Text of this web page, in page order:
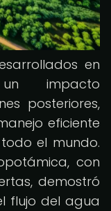
en
un impacto
posteriores,
eficiente
el mundo.
con
demostró
flujo del agua